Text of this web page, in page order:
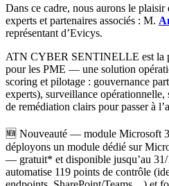
Dans ce cadre, nous aurons le plaisir
experts et partenaires associés : M.
représentant d’Evicys.
ATN CYBER SENTINELLE est la
pour les PME — une solution
scoring et pilotage : gouvernance
experts), surveillance opérationnelle,
de remédiation clairs pour passer à
🆕 Nouveauté — module Microsoft
déployons un module dédié sur
— gratuit* et disponible jusqu’au
automatise 119 points de contrôle